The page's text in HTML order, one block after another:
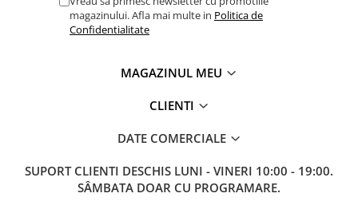
magazinului. Afla mai multe in Politica de
Confidentialitate
MAGAZINUL MEU
CLIENTI
DATE COMERCIALE
SUPORT CLIENTI DESCHIS LUNI - VINERI 10:00 - 19:00.
SÂMBATA DOAR CU PROGRAMARE.